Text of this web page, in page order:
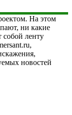
На этом
ни какие
собой ленту
новостей